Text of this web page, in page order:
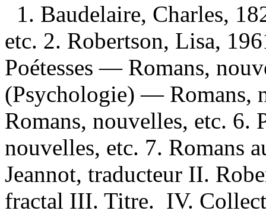
1. Baudelaire, Charles,
etc. 2. Robertson, Lisa,
Poétesses — Romans,
(Psychologie) — Romans,
Romans, nouvelles, etc.
nouvelles, etc. 7. Romans
Jeannot, traducteur II.
fractal III. Titre. IV.